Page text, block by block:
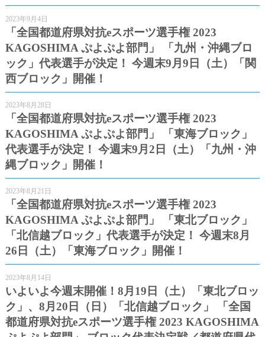
2023年9月4日
「全国都道府県対抗eスポーツ選手権 2023
KAGOSHIMA ぷよぷよ部門」 「九州・沖縄ブロ
ック」代表選手が決定！ 今週末9月9日（土）「関
西ブロック」開催！
2023年8月28日
「全国都道府県対抗eスポーツ選手権 2023
KAGOSHIMA ぷよぷよ部門」 「東海ブロック」
代表選手が決定！ 今週末9月2日（土）「九州・沖
縄ブロック」開催！
2023年8月21日
「全国都道府県対抗eスポーツ選手権 2023
KAGOSHIMA ぷよぷよ部門」 「東北ブロック」
「北信越ブロック」代表選手が決定！ 今週末8月
26日（土）「東海ブロック」開催！
2023年8月14日
いよいよ今週末開催！8月19日（土）「東北ブロッ
ク」、8月20日（日）「北信越ブロック」 「全国
都道府県対抗eスポーツ選手権 2023 KAGOSHIMA